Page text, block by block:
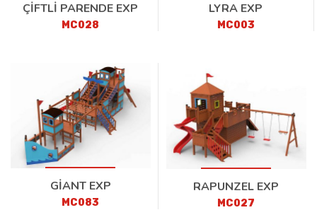
ÇİFTLİ PARENDE EXP
MC028
LYRA EXP
MC003
GİANT EXP
MC083
RAPUNZEL EXP
MC027